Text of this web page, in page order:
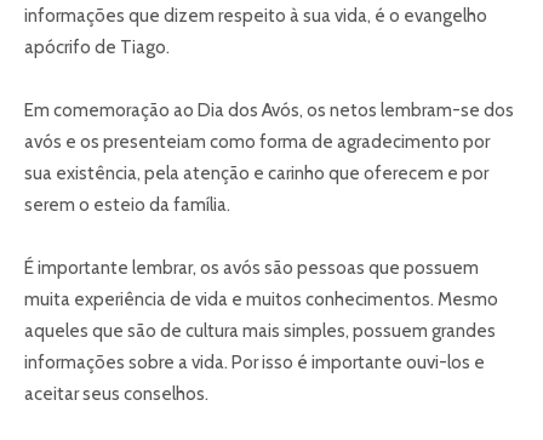
informações que dizem respeito à sua vida, é o evangelho
apócrifo de Tiago.
Em comemoração ao Dia dos Avós, os netos lembram-se dos
avós e os presenteiam como forma de agradecimento por
sua existência, pela atenção e carinho que oferecem e por
serem o esteio da família.
É importante lembrar, os avós são pessoas que possuem
muita experiência de vida e muitos conhecimentos. Mesmo
aqueles que são de cultura mais simples, possuem grandes
informações sobre a vida. Por isso é importante ouvi-los e
aceitar seus conselhos.